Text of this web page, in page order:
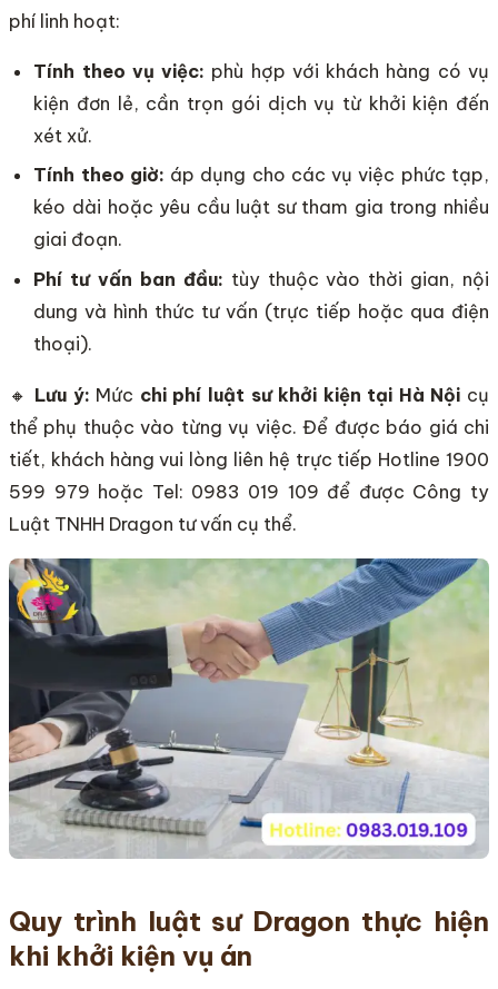
phí linh hoạt:
Tính theo vụ việc: phù hợp với khách hàng có vụ
kiện đơn lẻ, cần trọn gói dịch vụ từ khởi kiện đến
xét xử.
Tính theo giờ: áp dụng cho các vụ việc phức tạp,
kéo dài hoặc yêu cầu luật sư tham gia trong nhiều
giai đoạn.
Phí tư vấn ban đầu: tùy thuộc vào thời gian, nội
dung và hình thức tư vấn (trực tiếp hoặc qua điện
thoại).
🔸 Lưu ý: Mức chi phí luật sư khởi kiện tại Hà Nội cụ
thể phụ thuộc vào từng vụ việc. Để được báo giá chi
tiết, khách hàng vui lòng liên hệ trực tiếp Hotline 1900
599 979 hoặc Tel: 0983 019 109 để được Công ty
Luật TNHH Dragon tư vấn cụ thể.
Quy trình luật sư Dragon thực hiện
khi khởi kiện vụ án